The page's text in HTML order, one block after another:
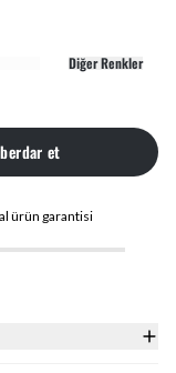
Diğer Renkler
et
ürün garantisi